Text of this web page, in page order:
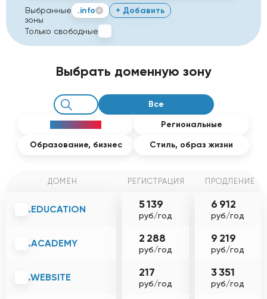
Выбранные
зоны
.info + Добавить
Только свободные
Выбрать доменную зону
Все
Региональные
Образование, бизнес
Стиль, образ жизни
ДОМЕН РЕГИСТРАЦИЯ ПРОДЛЕНИЕ
.EDUCATION 5 139
руб/год
6 912
руб/год
.ACADEMY 2 288
руб/год
9 219
руб/год
.WEBSITE 217
руб/год
3 351
руб/год